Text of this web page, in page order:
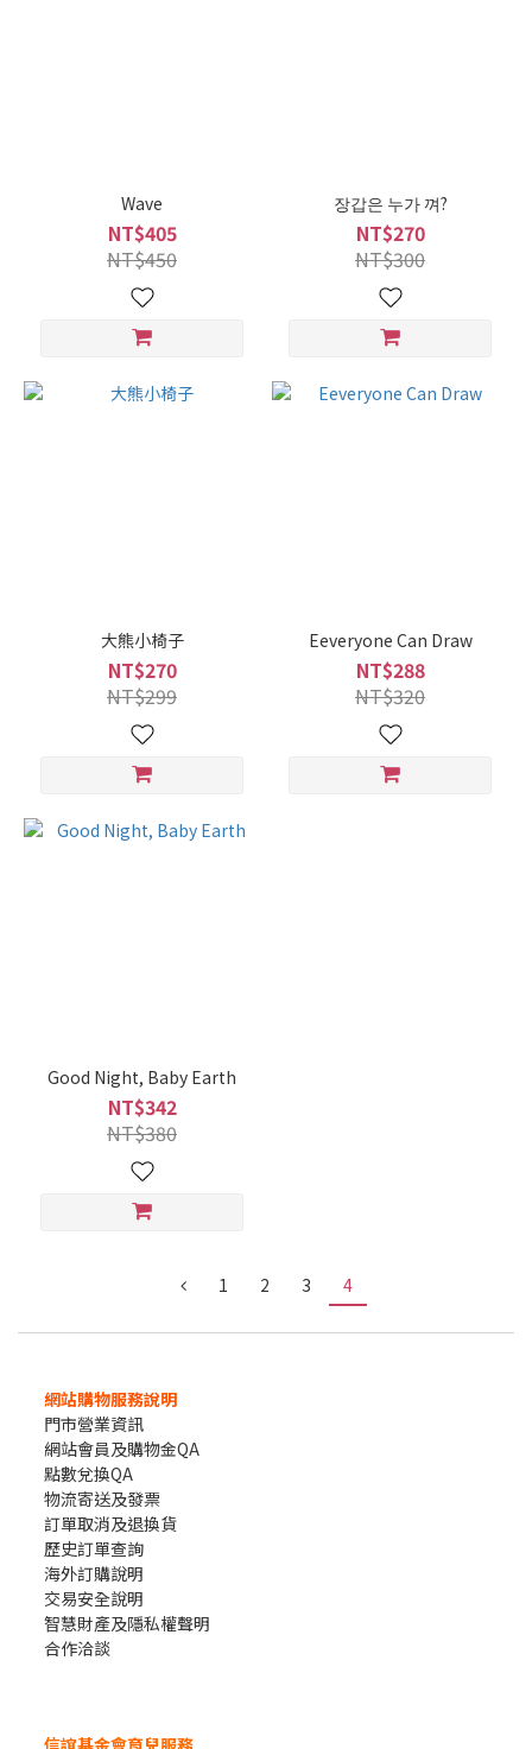
Wave
NT$405
NT$450
장갑은 누가 껴?
NT$270
NT$300
大熊小椅子
NT$270
NT$299
Eeveryone Can Draw
NT$288
NT$320
Good Night, Baby Earth
NT$342
NT$380
1 2 3 4
網站購物服務說明
門市營業資訊
網站會員及購物金QA
點數兌換QA
物流寄送及發票
訂單取消及退換貨
歷史訂單查詢
海外訂購說明
交易安全說明
智慧財產及隱私權聲明
合作洽談
信誼基金會育兒服務